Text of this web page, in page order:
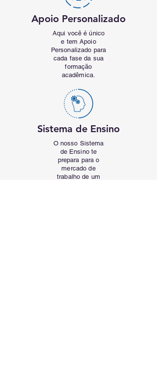
Apoio Personalizado
Aqui você é único
e tem Apoio
Personalizado para
cada fase da sua
formação
acadêmica.
Sistema de Ensino
O nosso Sistema
de Ensino te
prepara para o
mercado de
trabalho de um